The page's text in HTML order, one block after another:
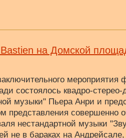
на Домской
состоялось квадро-
музыки" Пьера Анри и
представления совершенно
нестандартной музыки
не в бараках на